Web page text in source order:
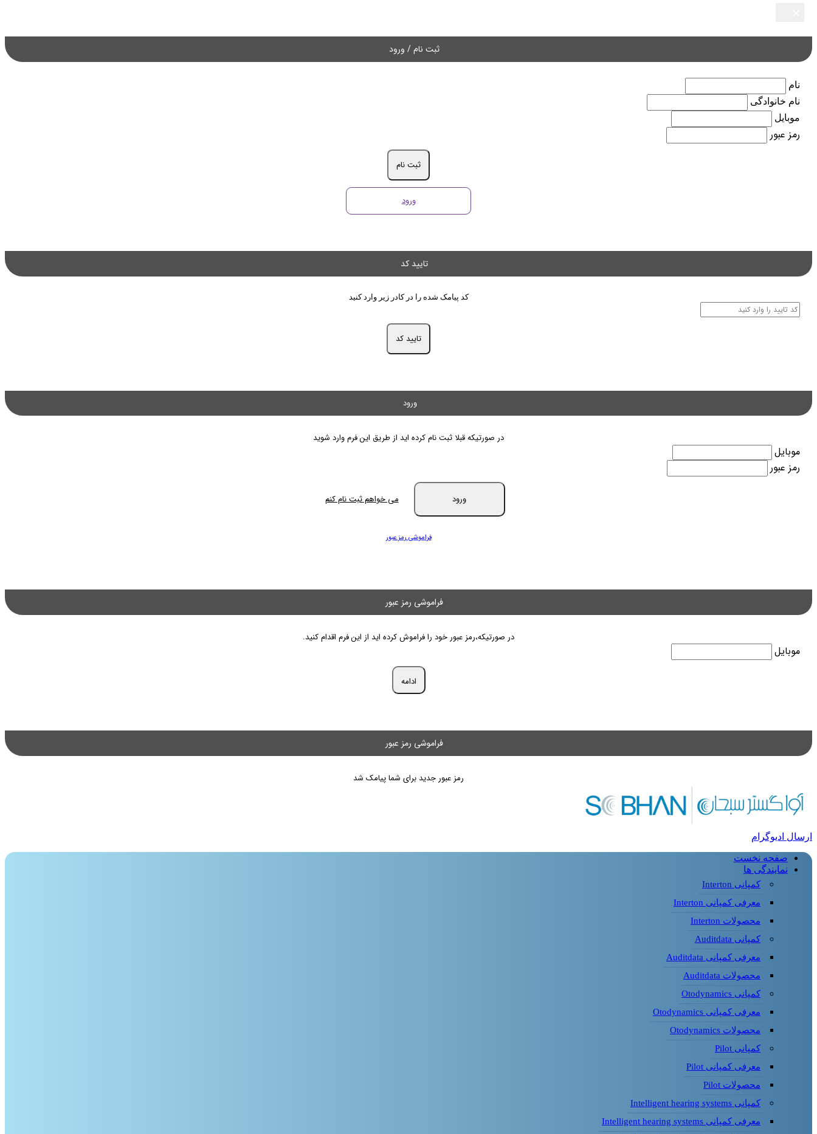
ثبت نام / ورود
نام
نام خانوادگی
موبایل
رمز عبور
ثبت نام
ورود
تایید کد
کد پیامک شده را در کادر زیر وارد کنید
تایید کد
ورود
در صورتیکه قبلا ثبت نام کرده اید از طریق این فرم وارد شوید
موبایل
رمز عبور
ورود می خواهم ثبت نام کنم
فراموشی رمز عبور
فراموشی رمز عبور
در صورتیکه،رمز عبور خود را فراموش کرده اید از این فرم اقدام کنید.
موبایل
ادامه
فراموشی رمز عبور
رمز عبور جدید برای شما پیامک شد
ارسال ادیوگرام
صفحه نخست
نمایندگی ها
کمپانی Interton
معرفی کمپانی Interton
محصولات Interton
کمپانی Auditdata
معرفی کمپانی Auditdata
محصولات Auditdata
کمپانی Otodynamics
معرفی کمپانی Otodynamics
محصولات Otodynamics
کمپانی Pilot
معرفی کمپانی Pilot
محصولات Pilot
کمپانی Intelligent hearing systems
معرفی کمپانی Intelligent hearing systems